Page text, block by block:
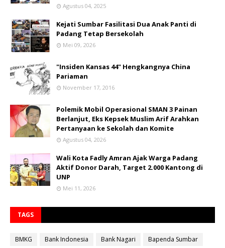
Agustus 04, 2025
Kejati Sumbar Fasilitasi Dua Anak Panti di
Padang Tetap Bersekolah
Mei 09, 2026
"Insiden Kansas 44" Hengkangnya China
Pariaman
November 17, 2016
Polemik Mobil Operasional SMAN 3 Painan
Berlanjut, Eks Kepsek Muslim Arif Arahkan
Pertanyaan ke Sekolah dan Komite
Agustus 04, 2026
Wali Kota Fadly Amran Ajak Warga Padang
Aktif Donor Darah, Target 2.000 Kantong di
UNP
Mei 11, 2026
TAGS
BMKG Bank Indonesia Bank Nagari Bapenda Sumbar